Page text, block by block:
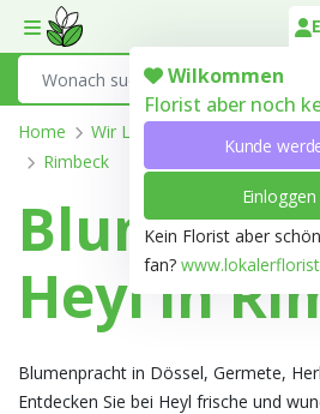
Toggle mobile menu
Wilkommen
Florist aber noch
Kunde
Einloggen
Kein Florist aber
fan?
Home Wir Liefern
Rimbeck
Heyl in
Blumenpracht in Dössel, Germete,
Entdecken Sie bei Heyl frische und